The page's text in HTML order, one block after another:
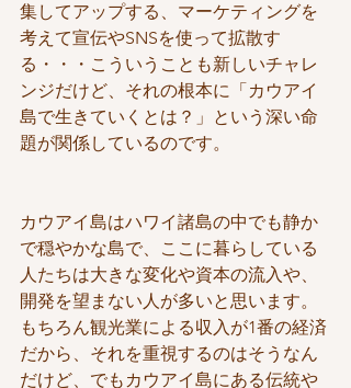
集してアップする、マーケティングを
考えて宣伝やSNSを使って拡散す
る・・・こういうことも新しいチャレ
ンジだけど、それの根本に「カウアイ
島で生きていくとは？」という深い命
題が関係しているのです。
カウアイ島はハワイ諸島の中でも静か
で穏やかな島で、ここに暮らしている
人たちは大きな変化や資本の流入や、
開発を望まない人が多いと思います。
もちろん観光業による収入が1番の経済
だから、それを重視するのはそうなん
だけど、でもカウアイ島にある伝統や